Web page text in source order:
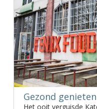
Gezond
Het ooit verguisde